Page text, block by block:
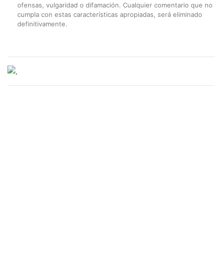
ofensas, vulgaridad o difamación. Cualquier comentario que no
cumpla con estas características apropiadas, será eliminado
definitivamente.